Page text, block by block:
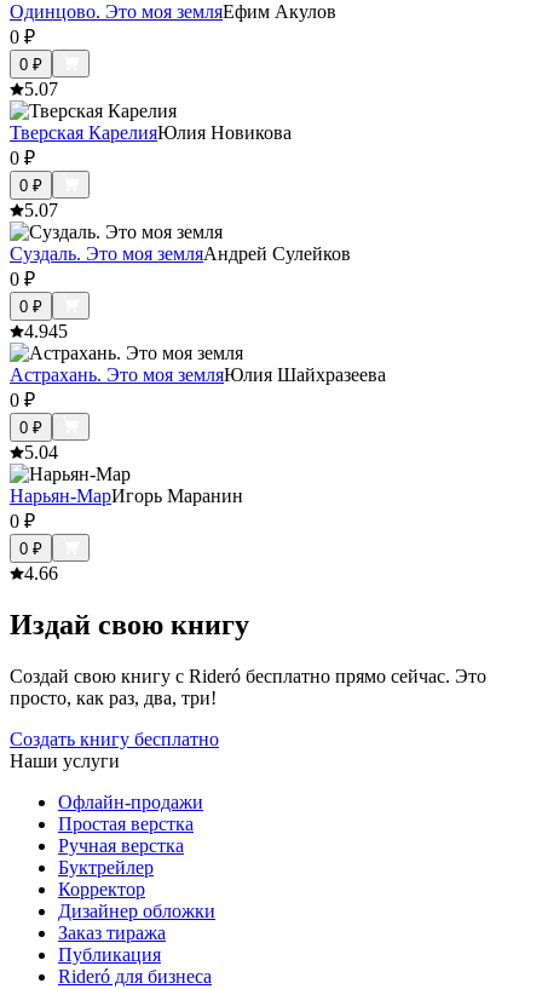
Одинцово. Это моя земляЕфим Акулов
0 ₽
0 ₽
5.07
Тверская КарелияЮлия Новикова
0 ₽
0 ₽
5.07
Суздаль. Это моя земляАндрей Сулейков
0 ₽
0 ₽
4.945
Астрахань. Это моя земляЮлия Шайхразеева
0 ₽
0 ₽
5.04
Нарьян-МарИгорь Маранин
0 ₽
0 ₽
4.66
Издай свою книгу
Создай свою книгу с Rideró бесплатно прямо сейчас. Это
просто, как раз, два, три!
Создать книгу бесплатно
Наши услуги
Офлайн-продажи
Простая верстка
Ручная верстка
Буктрейлер
Корректор
Дизайнер обложки
Заказ тиража
Публикация
Rideró для бизнеса